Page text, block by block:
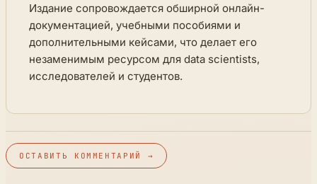
Издание сопровождается обширной онлайн-
документацией, учебными пособиями и
дополнительными кейсами, что делает его
незаменимым ресурсом для data scientists,
исследователей и студентов.
ОСТАВИТЬ КОММЕНТАРИЙ →